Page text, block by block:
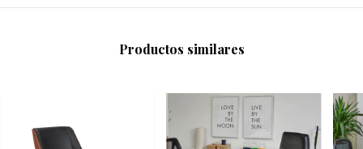
Productos similares